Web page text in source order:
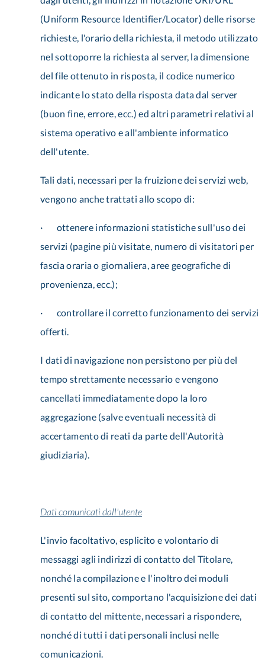
(Uniform Resource Identifier/Locator) delle risorse
richieste, l'orario della richiesta, il metodo utilizzato
nel sottoporre la richiesta al server, la dimensione
del file ottenuto in risposta, il codice numerico
indicante lo stato della risposta data dal server
(buon fine, errore, ecc.) ed altri parametri relativi al
sistema operativo e all'ambiente informatico
dell'utente.
Tali dati, necessari per la fruizione dei servizi web,
vengono anche trattati allo scopo di:
· ottenere informazioni statistiche sull'uso dei
servizi (pagine più visitate, numero di visitatori per
fascia oraria o giornaliera, aree geografiche di
provenienza, ecc.);
· controllare il corretto funzionamento dei servizi
offerti.
I dati di navigazione non persistono per più del
tempo strettamente necessario e vengono
cancellati immediatamente dopo la loro
aggregazione (salve eventuali necessità di
accertamento di reati da parte dell'Autorità
giudiziaria).
Dati comunicati dall'utente
L'invio facoltativo, esplicito e volontario di
messaggi agli indirizzi di contatto del Titolare,
nonché la compilazione e l'inoltro dei moduli
presenti sul sito, comportano l'acquisizione dei dati
di contatto del mittente, necessari a rispondere,
nonché di tutti i dati personali inclusi nelle
comunicazioni.